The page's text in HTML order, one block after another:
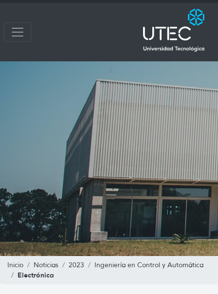
Inicio Noticias 2023 Ingeniería en Control y Automática
Electrónica